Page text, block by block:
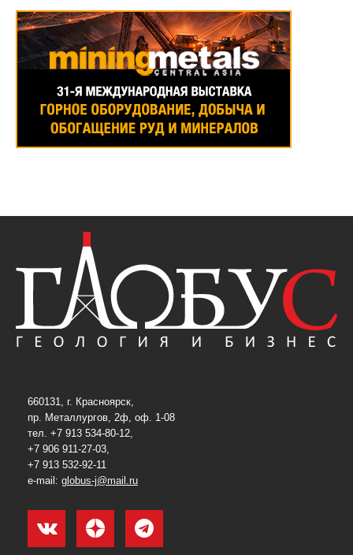
660131, г. Красноярск,
пр. Металлургов, 2ф, оф. 1-08
тел. +7 913 534-80-12,
+7 906 911-27-03,
+7 913 532-92-11
e-mail: globus-j@mail.ru